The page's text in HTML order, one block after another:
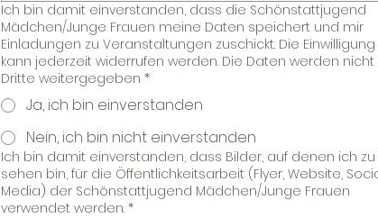
Ich bin damit einverstanden, dass die Schönstattjugend
Mädchen/Junge Frauen meine Daten speichert und mir
Einladungen zu Veranstaltungen zuschickt. Die Einwilligung
kann jederzeit widerrufen werden. Die Daten werden
Dritte weitergegeben *
Ja, ich bin einverstanden
Nein, ich bin nicht einverstanden
Ich bin damit einverstanden, dass Bilder, auf denen ich zu
sehen bin, für die Öffentlichkeitsarbeit (Flyer, Website,
Media) der Schönstattjugend Mädchen/Junge Frauen
verwendet werden. *